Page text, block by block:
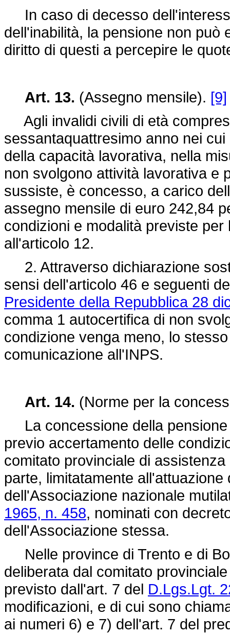
In caso di decesso
dell'inabilità, la pensione non
diritto di questi a percepire le
Art. 13. (Assegno mensile). [9]
Agli invalidi civili di età
sessantaquattresimo anno nei
della capacità lavorativa, nella
non svolgono attività lavorativa e
sussiste, è concesso, a carico
assegno mensile di euro 242,84
condizioni e modalità previste
all'articolo 12.
2. Attraverso dichiarazione
sensi dell'articolo 46 e seguenti
Presidente della Repubblica 28
comma 1 autocertifica di non
condizione venga meno, lo
comunicazione all'INPS.
Art. 14. (Norme per la
La concessione della pensione
previo accertamento delle
comitato provinciale di
parte, limitatamente
dell'Associazione nazionale
1965, n. 458, nominati con
dell'Associazione stessa.
Nelle province di Trento e di
deliberata dal comitato
previsto dall'art. 7 del D.Lgs.Lgt.
modificazioni, e di cui sono
ai numeri 6) e 7) dell'art. 7 del